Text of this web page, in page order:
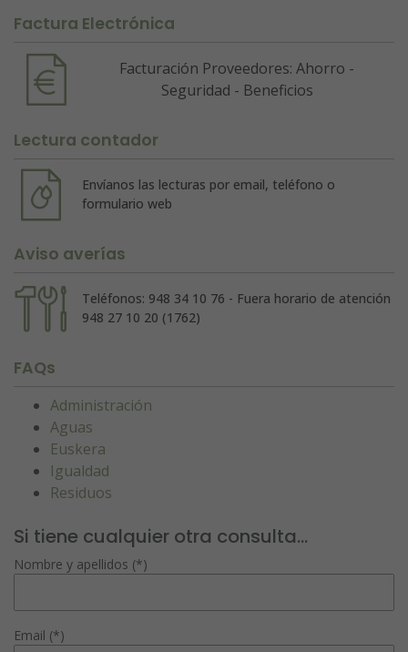
Factura Electrónica
Facturación Proveedores: Ahorro -
Seguridad - Beneficios
Lectura contador
Envíanos las lecturas por email, teléfono o
formulario web
Aviso averías
Teléfonos: 948 34 10 76 - Fuera horario de atención
948 27 10 20 (1762)
FAQs
Administración
Aguas
Euskera
Igualdad
Residuos
Si tiene cualquier otra consulta...
Nombre y apellidos (*)
Email (*)